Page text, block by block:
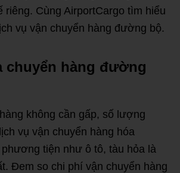
riêng. Cùng AirportCargo tìm hiểu
vụ vận chuyển hàng đường bộ.
chuyển hàng đường
không cần gấp, số lượng
vụ vận chuyển hàng hóa
tiện như ô tô, tàu hỏa là
Đem so chi phí vận chuyển hàng